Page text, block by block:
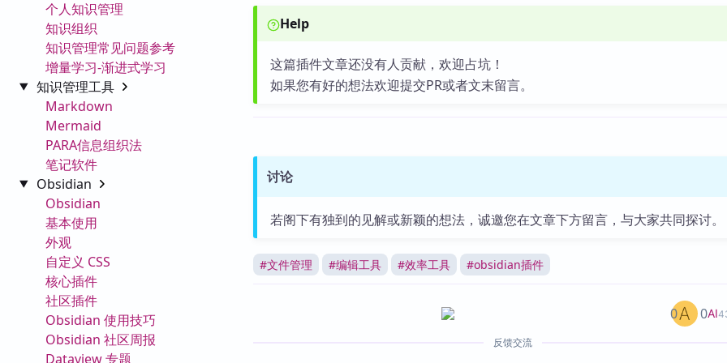
个人知识管理
知识组织
知识管理常见问题参考
增量学习-渐进式学习
知识管理工具
Markdown
Mermaid
PARA信息组织法
笔记软件
Obsidian
Obsidian
基本使用
外观
自定义 CSS
核心插件
社区插件
Obsidian 使用技巧
Obsidian 社区周报
Dataview 专题
Help
这篇插件文章还没有人贡献，欢迎占坑！
如果您有好的想法欢迎提交PR或者文末留言。
讨论
若阁下有独到的见解或新颖的想法，诚邀您在文章下方留言，与大家共同探讨。
#文件管理 #编辑工具 #效率工具 #obsidian插件
AI
0 0
反馈交流